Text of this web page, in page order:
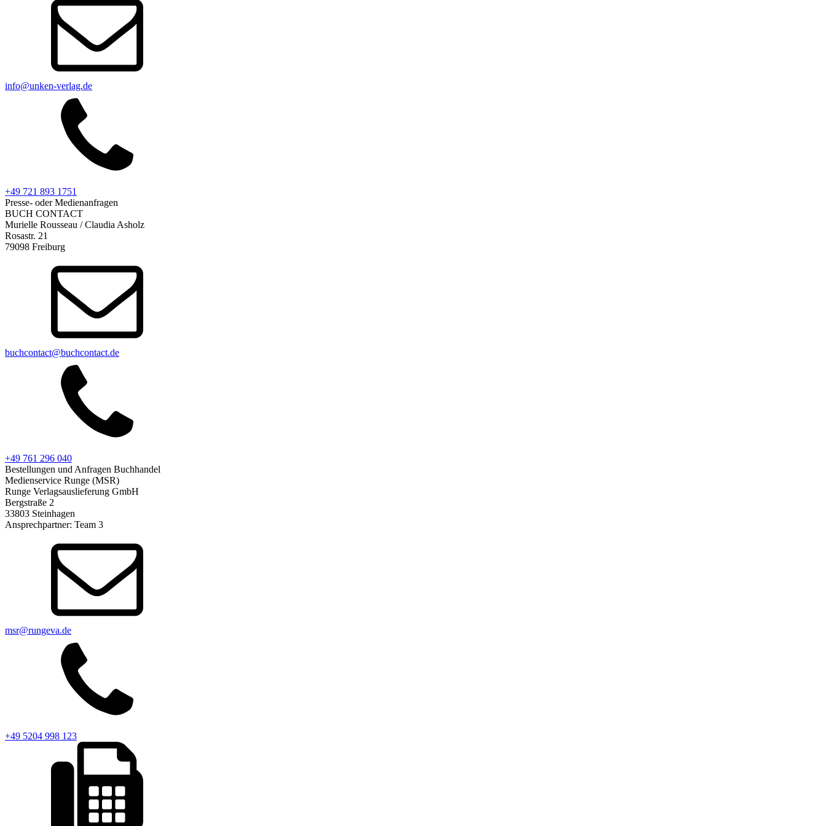
info@unken-verlag.de
+49 721 893 1751
Presse- oder Medienanfragen
BUCH CONTACT
Murielle Rousseau / Claudia Asholz
Rosastr. 21
79098 Freiburg
buchcontact@buchcontact.de
+49 761 296 040
Bestellungen und Anfragen Buchhandel
Medienservice Runge (MSR)
Runge Verlagsauslieferung GmbH
Bergstraße 2
33803 Steinhagen
Ansprechpartner: Team 3
msr@rungeva.de
+49 5204 998 123